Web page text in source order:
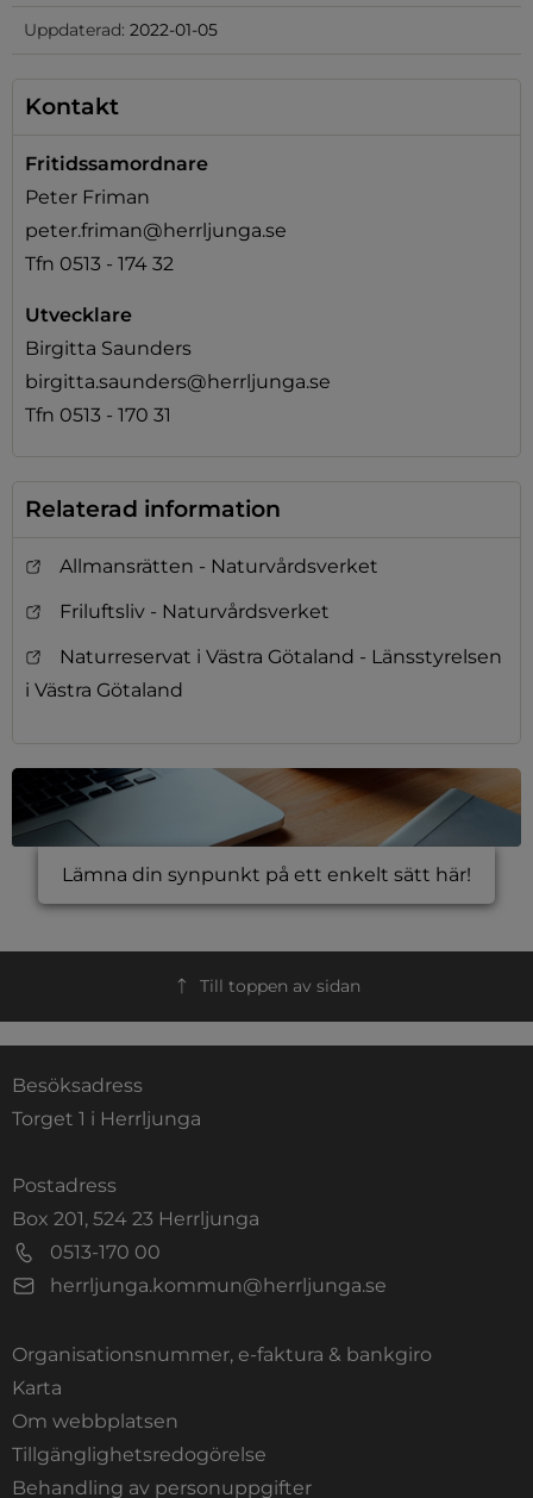
Uppdaterad: 2022-01-05
Kontakt
Fritidssamordnare
Peter Friman
peter.friman@herrljunga.se
Tfn 0513 - 174 32
Utvecklare
Birgitta Saunders
birgitta.saunders@herrljunga.se
Tfn 0513 - 170 31
Relaterad information
Allmansrätten - Naturvårdsverket
Friluftsliv - Naturvårdsverket
Naturreservat i Västra Götaland - Länsstyrelsen
i Västra Götaland
Lämna din synpunkt på ett enkelt sätt här!
Till toppen av sidan
Besöksadress
Torget 1 i Herrljunga
Postadress
Box 201, 524 23 Herrljunga
0513-170 00
herrljunga.kommun@herrljunga.se
Organisationsnummer, e-faktura & bankgiro
Karta
Om webbplatsen
Tillgänglighetsredogörelse
Behandling av personuppgifter